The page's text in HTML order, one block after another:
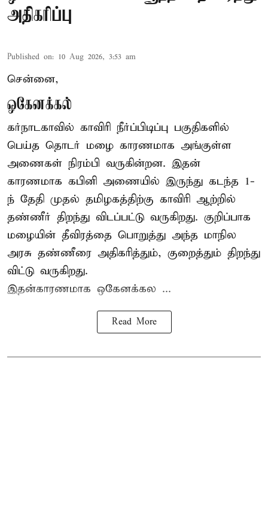
அதிகரிப்பு
Published on: 10 Aug 2026, 3:53 am
சென்னை,
ஒகேனக்கல்
கர்நாடகாவில் காவிரி நீர்ப்பிடிப்பு பகுதிகளில்
பெய்த தொடர் மழை காரணமாக அங்குள்ள
அணைகள் நிரம்பி வருகின்றன. இதன்
காரணமாக கபினி அணையில் இருந்து கடந்த 1-
ந் தேதி முதல் தமிழகத்திற்கு காவிரி ஆற்றில்
தண்ணீர் திறந்து விடப்பட்டு வருகிறது. குறிப்பாக
மழையின் தீவிரத்தை பொறுத்து அந்த மாநில
அரசு தண்ணீரை அதிகரித்தும், குறைத்தும் திறந்து
விட்டு வருகிறது.
இதன்காரணமாக ஒகேனக்கல ...
Read More